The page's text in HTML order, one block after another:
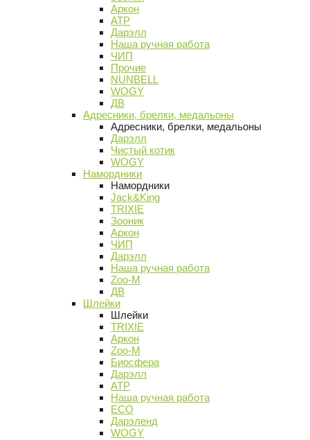
Аркон
АТР
Дарэлл
Наша ручная работа
ЧИП
Прочие
NUNBELL
WOGY
ДВ
Адресники, брелки, медальоны
Адресники, брелки, медальоны
Дарэлл
Чистый котик
WOGY
Намордники
Намордники
Jack&King
TRIXIE
Зооник
Аркон
ЧИП
Дарэлл
Наша ручная работа
Zoo-M
ДВ
Шлейки
Шлейки
TRIXIE
Аркон
Zoo-M
Биосфера
Дарэлл
АТР
Наша ручная работа
ECO
Дарэленд
WOGY